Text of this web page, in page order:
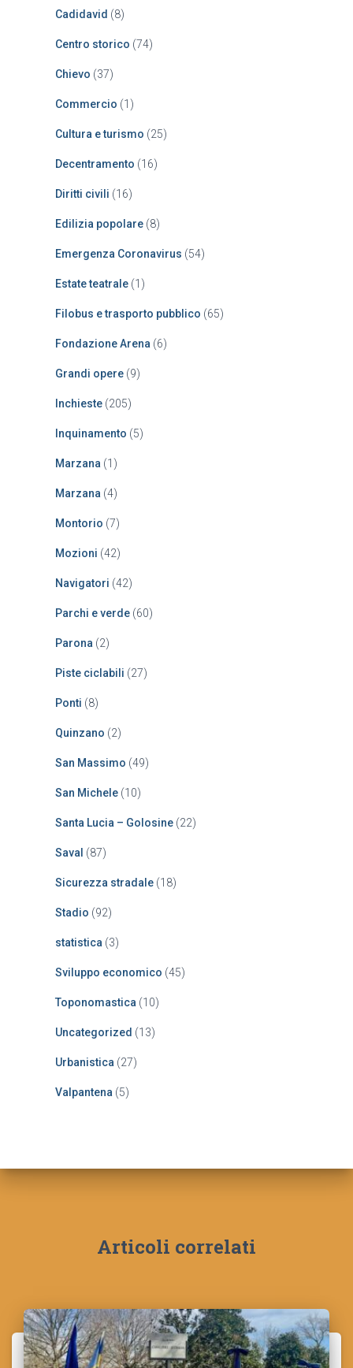
Cadidavid (8)
Centro storico (74)
Chievo (37)
Commercio (1)
Cultura e turismo (25)
Decentramento (16)
Diritti civili (16)
Edilizia popolare (8)
Emergenza Coronavirus (54)
Estate teatrale (1)
Filobus e trasporto pubblico (65)
Fondazione Arena (6)
Grandi opere (9)
Inchieste (205)
Inquinamento (5)
Marzana (1)
Marzana (4)
Montorio (7)
Mozioni (42)
Navigatori (42)
Parchi e verde (60)
Parona (2)
Piste ciclabili (27)
Ponti (8)
Quinzano (2)
San Massimo (49)
San Michele (10)
Santa Lucia – Golosine (22)
Saval (87)
Sicurezza stradale (18)
Stadio (92)
statistica (3)
Sviluppo economico (45)
Toponomastica (10)
Uncategorized (13)
Urbanistica (27)
Valpantena (5)
Articoli correlati